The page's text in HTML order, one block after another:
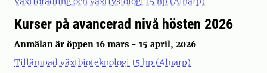
Kurser på avancerad nivå hösten 2026
Anmälan är öppen 16 mars - 15 april, 2026
Tillämpad växtbioteknologi 15 hp (Alnarp)